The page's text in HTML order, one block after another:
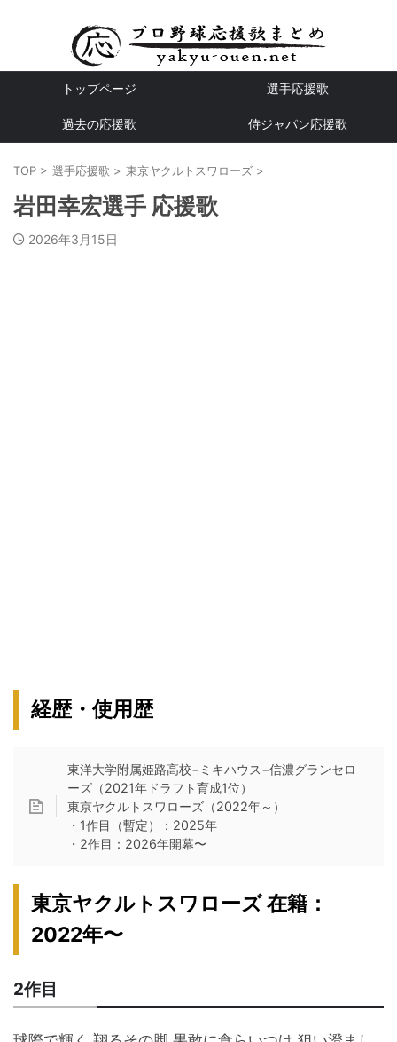
トップページ 選手応援歌
過去の応援歌 侍ジャパン応援歌
TOP > 選手応援歌 > 東京ヤクルトスワローズ >
岩田幸宏選手 応援歌
2026年3月15日
経歴・使用歴
東洋大学附属姫路高校−ミキハウス−信濃グランセロ
ーズ（2021年ドラフト育成1位）
東京ヤクルトスワローズ（2022年～）
・1作目（暫定）：2025年
・2作目：2026年開幕〜
東京ヤクルトスワローズ 在籍：
2022年〜
2作目